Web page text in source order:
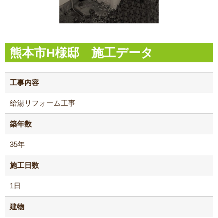
熊本市H様邸 施工データ
工事内容
給湯リフォーム工事
築年数
35年
施工日数
1日
建物